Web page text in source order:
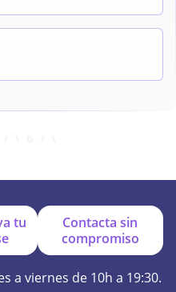
tu
Contacta sin
compromiso
a viernes de 10h a 19:30.